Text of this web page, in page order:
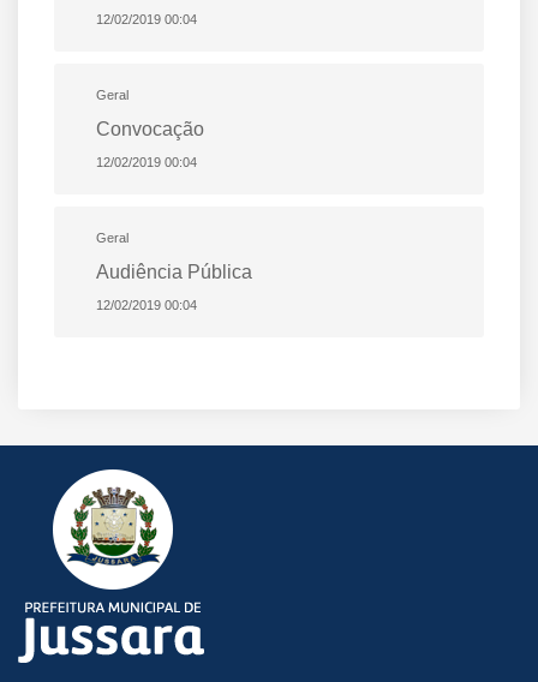
12/02/2019 00:04
Geral
Convocação
12/02/2019 00:04
Geral
Audiência Pública
12/02/2019 00:04